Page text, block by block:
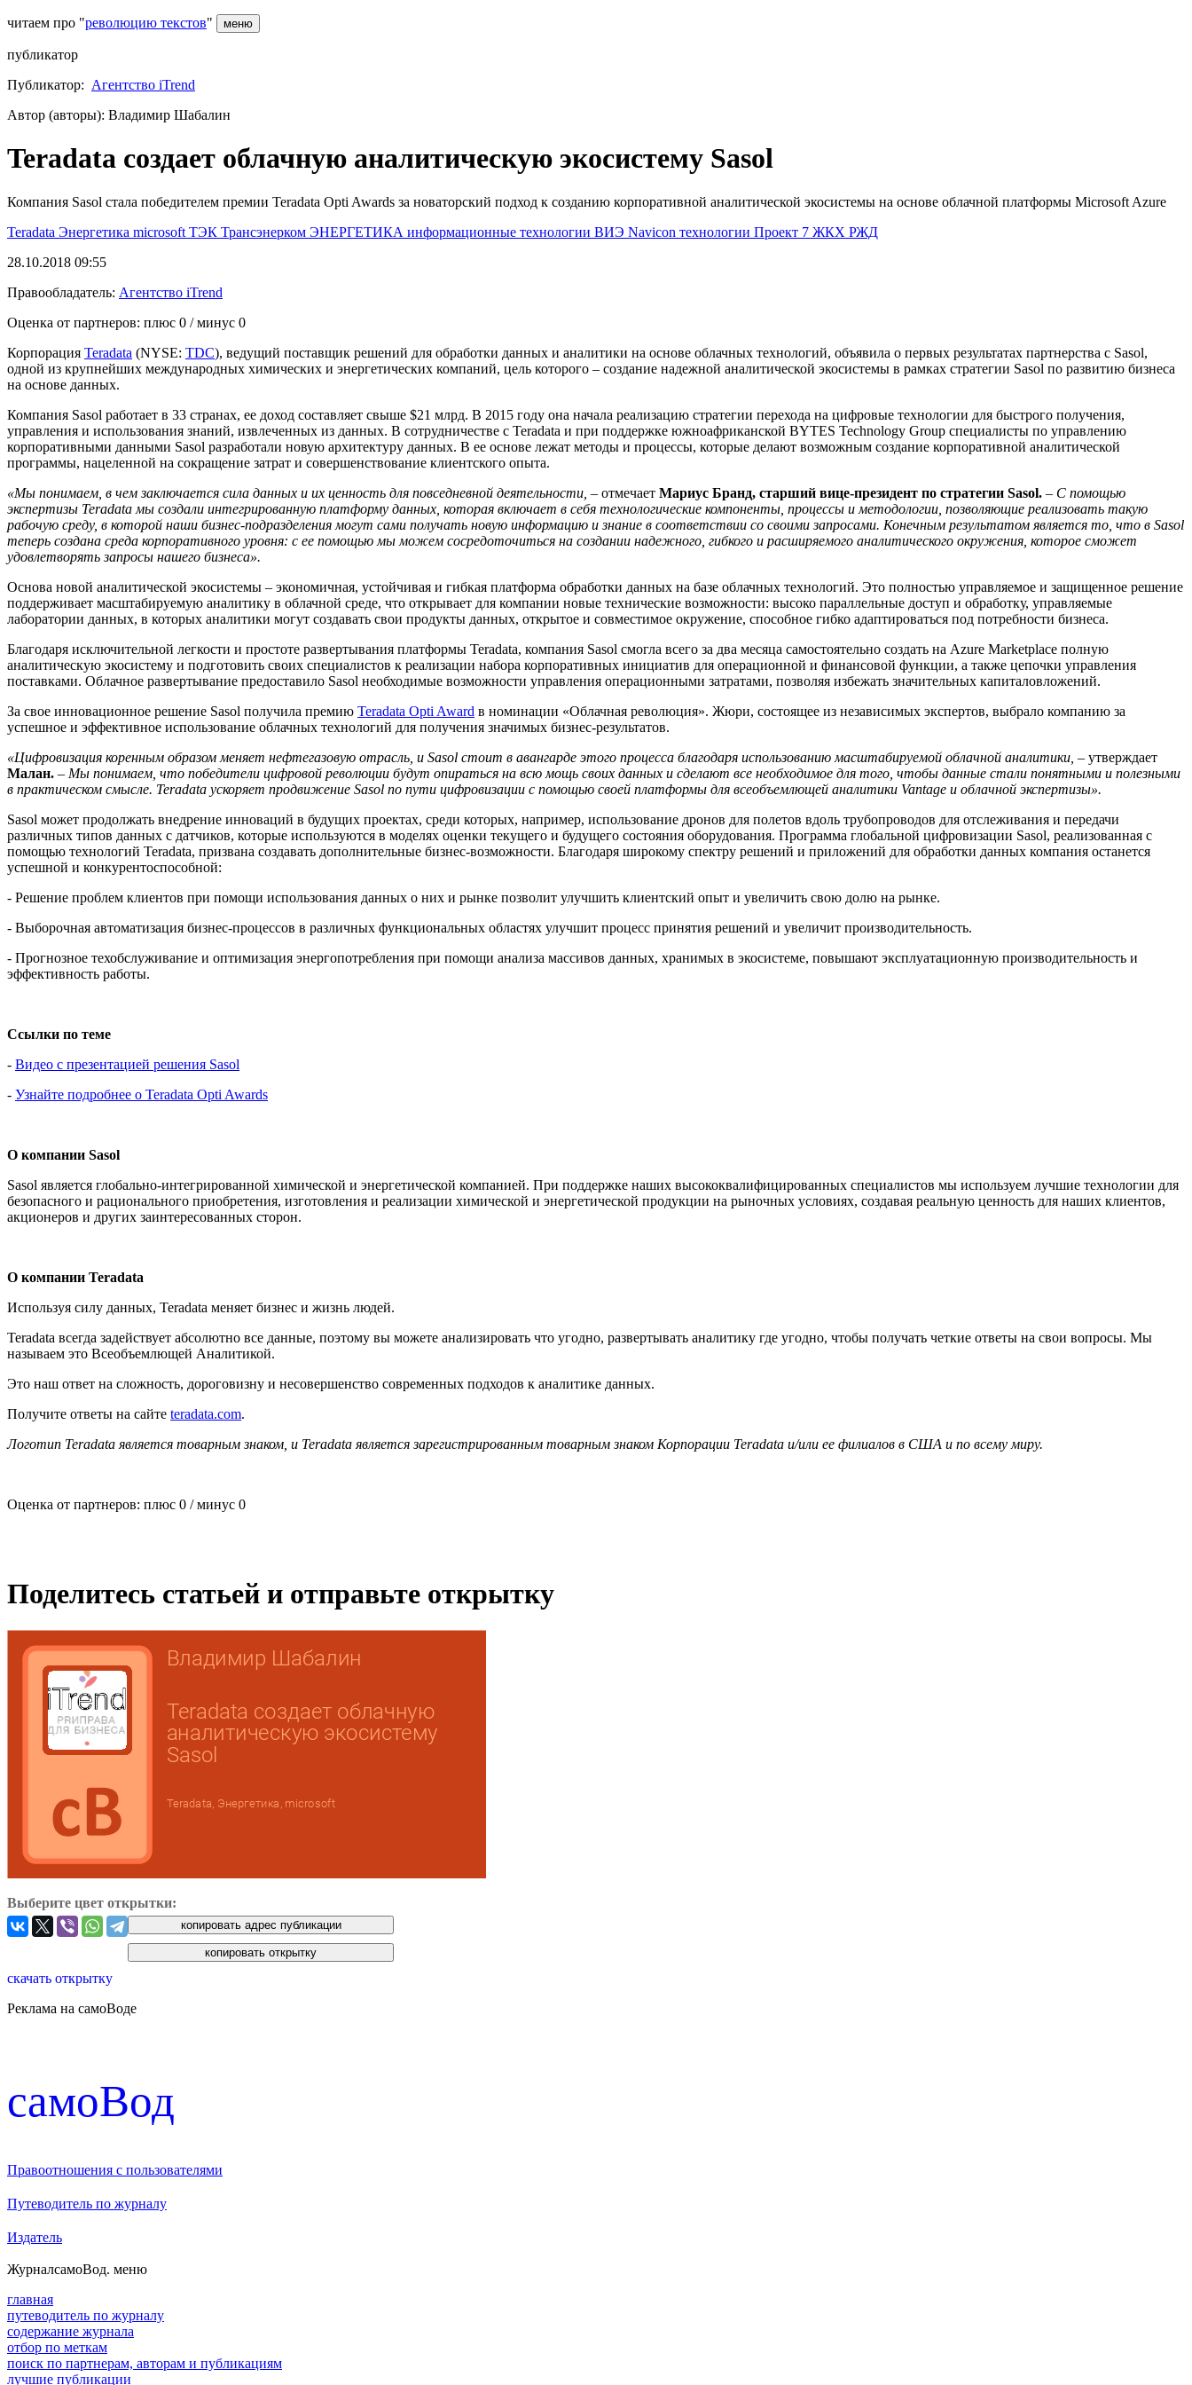
читаем про "революцию текстов" меню
публикатор
Публикатор: Агентство iTrend
Автор (авторы): Владимир Шабалин
Teradata создает облачную аналитическую экосистему Sasol
Компания Sasol стала победителем премии Teradata Opti Awards за новаторский подход к созданию корпоративной аналитической экосистемы на основе облачной платформы Microsoft Azure
Teradata Энергетика microsoft ТЭК Трансэнерком ЭНЕРГЕТИКА информационные технологии ВИЭ Navicon технологии Проект 7 ЖКХ РЖД
28.10.2018 09:55
Правообладатель: Агентство iTrend
Оценка от партнеров: плюс 0 / минус 0
Корпорация Teradata (NYSE: TDC), ведущий поставщик решений для обработки данных и аналитики на основе облачных технологий, объявила о первых результатах партнерства с Sasol,
одной из крупнейших международных химических и энергетических компаний, цель которого – создание надежной аналитической экосистемы в рамках стратегии Sasol по развитию бизнеса
на основе данных.
Компания Sasol работает в 33 странах, ее доход составляет свыше $21 млрд. В 2015 году она начала реализацию стратегии перехода на цифровые технологии для быстрого получения,
управления и использования знаний, извлеченных из данных. В сотрудничестве с Teradata и при поддержке южноафриканской BYTES Technology Group специалисты по управлению
корпоративными данными Sasol разработали новую архитектуру данных. В ее основе лежат методы и процессы, которые делают возможным создание корпоративной аналитической
программы, нацеленной на сокращение затрат и совершенствование клиентского опыта.
«Мы понимаем, в чем заключается сила данных и их ценность для повседневной деятельности, – отмечает Мариус Бранд, старший вице-президент по стратегии Sasol. – С помощью
экспертизы Teradata мы создали интегрированную платформу данных, которая включает в себя технологические компоненты, процессы и методологии, позволяющие реализовать такую
рабочую среду, в которой наши бизнес-подразделения могут сами получать новую информацию и знание в соответствии со своими запросами. Конечным результатом является то, что в Sasol
теперь создана среда корпоративного уровня: с ее помощью мы можем сосредоточиться на создании надежного, гибкого и расширяемого аналитического окружения, которое сможет
удовлетворять запросы нашего бизнеса».
Основа новой аналитической экосистемы – экономичная, устойчивая и гибкая платформа обработки данных на базе облачных технологий. Это полностью управляемое и защищенное решение
поддерживает масштабируемую аналитику в облачной среде, что открывает для компании новые технические возможности: высоко параллельные доступ и обработку, управляемые
лаборатории данных, в которых аналитики могут создавать свои продукты данных, открытое и совместимое окружение, способное гибко адаптироваться под потребности бизнеса.
Благодаря исключительной легкости и простоте развертывания платформы Teradata, компания Sasol смогла всего за два месяца самостоятельно создать на Azure Marketplace полную
аналитическую экосистему и подготовить своих специалистов к реализации набора корпоративных инициатив для операционной и финансовой функции, а также цепочки управления
поставками. Облачное развертывание предоставило Sasol необходимые возможности управления операционными затратами, позволяя избежать значительных капиталовложений.
За свое инновационное решение Sasol получила премию Teradata Opti Award в номинации «Облачная революция». Жюри, состоящее из независимых экспертов, выбрало компанию за
успешное и эффективное использование облачных технологий для получения значимых бизнес-результатов.
«Цифровизация коренным образом меняет нефтегазовую отрасль, и Sasol стоит в авангарде этого процесса благодаря использованию масштабируемой облачной аналитики, – утверждает
Малан. – Мы понимаем, что победители цифровой революции будут опираться на всю мощь своих данных и сделают все необходимое для того, чтобы данные стали понятными и полезными
в практическом смысле. Teradata ускоряет продвижение Sasol по пути цифровизации с помощью своей платформы для всеобъемлющей аналитики Vantage и облачной экспертизы».
Sasol может продолжать внедрение инноваций в будущих проектах, среди которых, например, использование дронов для полетов вдоль трубопроводов для отслеживания и передачи
различных типов данных с датчиков, которые используются в моделях оценки текущего и будущего состояния оборудования. Программа глобальной цифровизации Sasol, реализованная с
помощью технологий Teradata, призвана создавать дополнительные бизнес-возможности. Благодаря широкому спектру решений и приложений для обработки данных компания останется
успешной и конкурентоспособной:
- Решение проблем клиентов при помощи использования данных о них и рынке позволит улучшить клиентский опыт и увеличить свою долю на рынке.
- Выборочная автоматизация бизнес-процессов в различных функциональных областях улучшит процесс принятия решений и увеличит производительность.
- Прогнозное техобслуживание и оптимизация энергопотребления при помощи анализа массивов данных, хранимых в экосистеме, повышают эксплуатационную производительность и
эффективность работы.
Ссылки по теме
- Видео с презентацией решения Sasol
- Узнайте подробнее о Teradata Opti Awards
О компании Sasol
Sasol является глобально-интегрированной химической и энергетической компанией. При поддержке наших высококвалифицированных специалистов мы используем лучшие технологии для
безопасного и рационального приобретения, изготовления и реализации химической и энергетической продукции на рыночных условиях, создавая реальную ценность для наших клиентов,
акционеров и других заинтересованных сторон.
О компании Teradata
Используя силу данных, Teradata меняет бизнес и жизнь людей.
Teradata всегда задействует абсолютно все данные, поэтому вы можете анализировать что угодно, развертывать аналитику где угодно, чтобы получать четкие ответы на свои вопросы. Мы
называем это Всеобъемлющей Аналитикой.
Это наш ответ на сложность, дороговизну и несовершенство современных подходов к аналитике данных.
Получите ответы на сайте teradata.com.
Логотип Teradata является товарным знаком, и Teradata является зарегистрированным товарным знаком Корпорации Teradata и/или ее филиалов в США и по всему миру.
Оценка от партнеров: плюс 0 / минус 0
Поделитесь статьей и отправьте открытку
Выберите цвет открытки:
скачать открытку
Реклама на самоВоде
cамоВод
Правоотношения с пользователями
Путеводитель по журналу
Издатель
ЖурналсамоВод. меню
главная
путеводитель по журналу
содержание журнала
отбор по меткам
поиск по партнерам, авторам и публикациям
лучшие публикации